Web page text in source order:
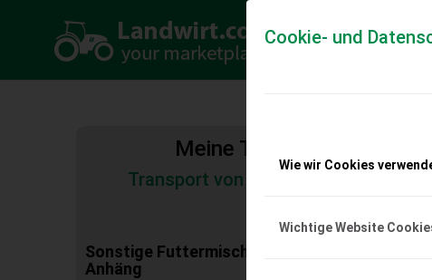
Cookie- und
Wie wir Cookies
Wichtige Website
Meine
Transport von Land- und
Sonstige Futtermischwagen Futterwagen
Anhäng